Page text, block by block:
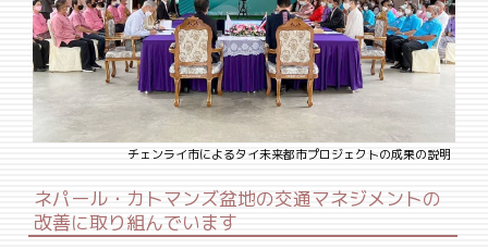
チェンライ市によるタイ未来都市プロジェクトの成果の説明
ネパール・カトマンズ盆地の交通マネジメントの
改善に取り組んでいます